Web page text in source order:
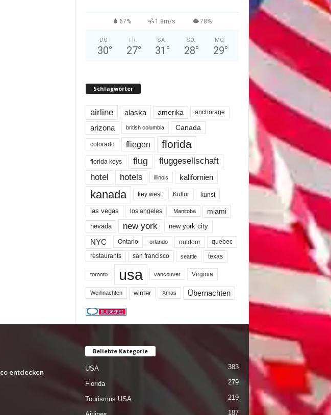
67% 1.8m/s 78%
DO.
30°
FR.
27°
SA.
31 °
SO.
28°
MO.
29°
Schlagwörter
airline alaska amerika anchorage
arizona british columbia Canada
colorado fliegen florida
florida keys flug
fluggesellschaft
hotel
hotels illinois kalifornien
kanada key west Kultur kunst
las vegas los angeles Manitoba miami
nevada new york new york city
NYC Ontario orlando outdoor quebec
restaurants san francisco seattle texas
toronto usa vancouver Virginia
Weihnachten winter Xmas Übernachten
entdecken
Beliebte Kategorie
USA 383
Florida 279
Tourismus USA 219
187